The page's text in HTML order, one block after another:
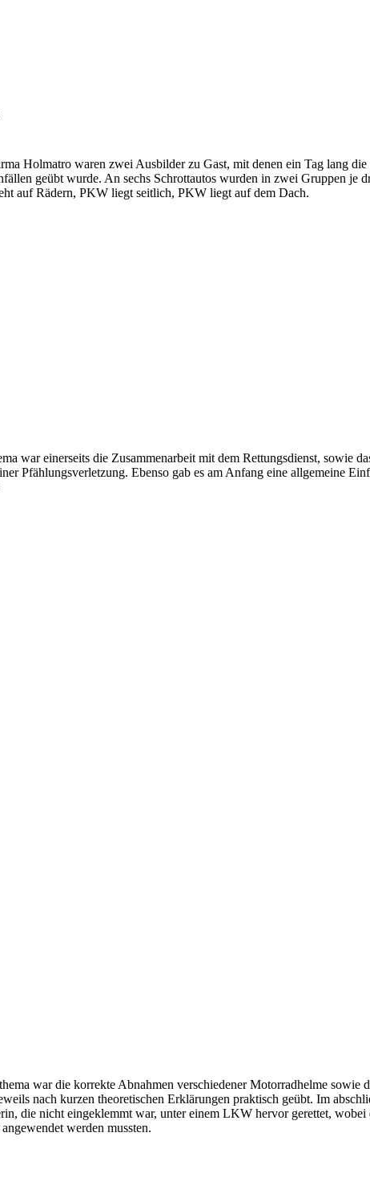
Holmatro waren zwei Ausbilder zu Gast, mit denen ein Tag lang die
geübt wurde. An sechs Schrottautos wurden in zwei Gruppen je
auf Rädern, PKW liegt seitlich, PKW liegt auf dem Dach.
war einerseits die Zusammenarbeit mit dem Rettungsdienst, sowie
Pfählungsverletzung. Ebenso gab es am Anfang eine allgemeine
war die korrekte Abnahmen verschiedener Motorradhelme sowie
nach kurzen theoretischen Erklärungen praktisch geübt. Im
die nicht eingeklemmt war, unter einem LKW hervor gerettet, wobei
werden mussten.